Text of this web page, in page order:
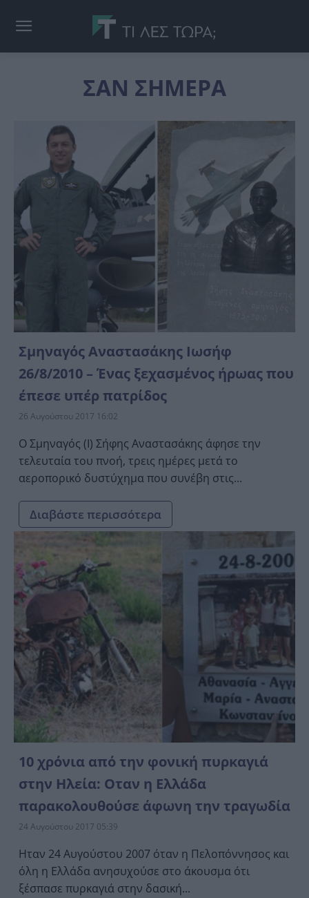
ΣΑΝ ΣΗΜΕΡΑ
Σμηναγός Αναστασάκης Ιωσήφ
26/8/2010 – Ένας ξεχασμένος ήρωας που
έπεσε υπέρ πατρίδος
26 Αυγούστου 2017 16:02
O Σμηναγός (Ι) Σήφης Αναστασάκης άφησε την
τελευταία του πνοή, τρεις ημέρες μετά το
αεροπορικό δυστύχημα που συνέβη στις...
Διαβάστε περισσότερα
10 χρόνια από την φονική πυρκαγιά
στην Ηλεία: Οταν η Ελλάδα
παρακολουθούσε άφωνη την τραγωδία
24 Αυγούστου 2017 05:39
Ηταν 24 Αυγούστου 2007 όταν η Πελοπόννησος και
όλη η Ελλάδα ανησυχούσε στο άκουσμα ότι
ξέσπασε πυρκαγιά στην δασική...